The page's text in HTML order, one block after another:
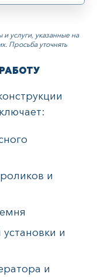
услуги, указанные на
Просьба уточнять
и
и
и